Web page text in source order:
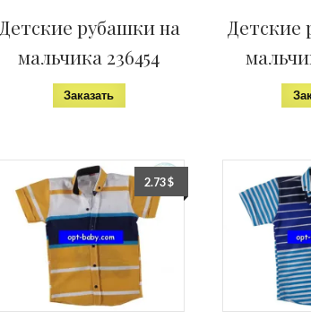
Детские рубашки на
мальчика 236454
Заказать
Детские
2.73$